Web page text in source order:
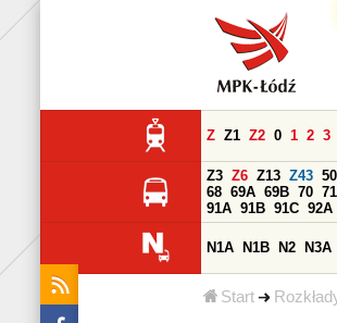
Start
Z Z1 Z2 0 1 2 3
Z3 Z6 Z13 Z43
68 69A 69B 70
91A 91B 91C 92A
N1A N1B N2 N3A